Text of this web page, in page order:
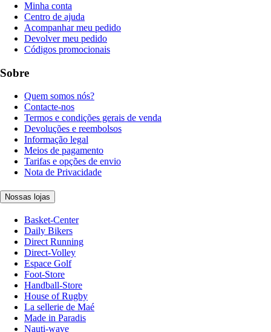
Minha conta
Centro de ajuda
Acompanhar meu pedido
Devolver meu pedido
Códigos promocionais
Sobre
Quem somos nós?
Contacte-nos
Termos e condições gerais de venda
Devoluções e reembolsos
Informação legal
Meios de pagamento
Tarifas e opções de envio
Nota de Privacidade
Nossas lojas
Basket-Center
Daily Bikers
Direct Running
Direct-Volley
Espace Golf
Foot-Store
Handball-Store
House of Rugby
La sellerie de Maé
Made in Paradis
Nauti-wave